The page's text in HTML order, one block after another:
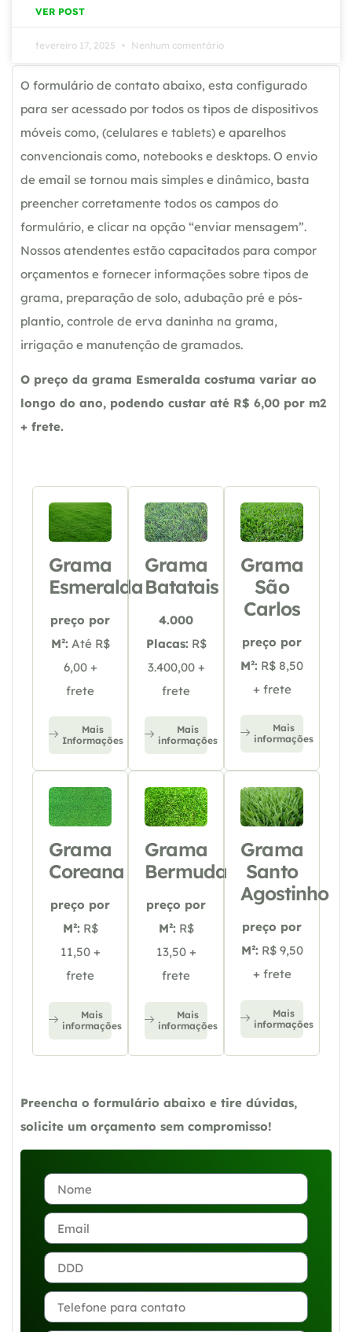
VER POST
fevereiro 17, 2025 Nenhum comentário
O formulário de contato abaixo, esta configurado
para ser acessado por todos os tipos de dispositivos
móveis como, (celulares e tablets) e aparelhos
convencionais como, notebooks e desktops. O envio
de email se tornou mais simples e dinâmico, basta
preencher corretamente todos os campos do
formulário, e clicar na opção “enviar mensagem”.
Nossos atendentes estão capacitados para compor
orçamentos e fornecer informações sobre tipos de
grama, preparação de solo, adubação pré e pós-
plantio, controle de erva daninha na grama,
irrigação e manutenção de gramados.
O preço da grama Esmeralda costuma variar ao
longo do ano, podendo custar até R$ 6,00 por m2
+ frete.
Grama
Esmeralda
preço por
M²: Até R$
6,00 +
frete
Mais
Informações
Grama
Batatais
4.000
Placas: R$
3.400,00 +
frete
Mais
informações
Grama
São
Carlos
preço por
M²: R$ 8,50
+ frete
Mais
informações
Grama
Coreana
preço por
M²: R$
11,50 +
frete
Mais
informações
Grama
Bermuda
preço por
M²: R$
13,50 +
frete
Mais
informações
Grama
Santo
Agostinho
preço por
M²: R$ 9,50
+ frete
Mais
informações
Preencha o formulário abaixo e tire dúvidas,
solicite um orçamento sem compromisso!